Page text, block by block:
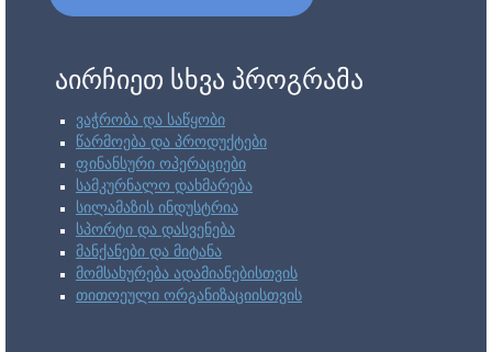
აირჩიეთ სხვა პროგრამა
ვაჭრობა და საწყობი
წარმოება და პროდუქტები
ფინანსური ოპერაციები
სამკურნალო დახმარება
სილამაზის ინდუსტრია
სპორტი და დასვენება
მანქანები და მიტანა
მომსახურება ადამიანებისთვის
თითოეული ორგანიზაციისთვის